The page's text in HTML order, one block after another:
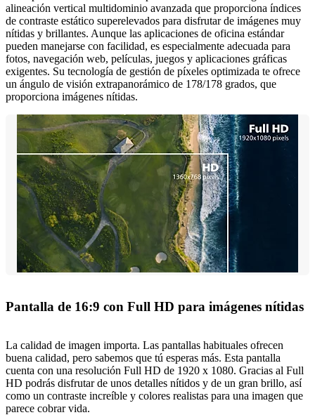
alineación vertical multidominio avanzada que proporciona índices
de contraste estático superelevados para disfrutar de imágenes muy
nítidas y brillantes. Aunque las aplicaciones de oficina estándar
pueden manejarse con facilidad, es especialmente adecuada para
fotos, navegación web, películas, juegos y aplicaciones gráficas
exigentes. Su tecnología de gestión de píxeles optimizada te ofrece
un ángulo de visión extrapanorámico de 178/178 grados, que
proporciona imágenes nítidas.
Pantalla de 16:9 con Full HD para imágenes nítidas
La calidad de imagen importa. Las pantallas habituales ofrecen
buena calidad, pero sabemos que tú esperas más. Esta pantalla
cuenta con una resolución Full HD de 1920 x 1080. Gracias al Full
HD podrás disfrutar de unos detalles nítidos y de un gran brillo, así
como un contraste increíble y colores realistas para una imagen que
parece cobrar vida.